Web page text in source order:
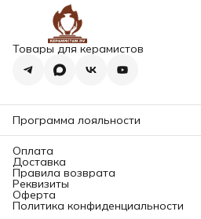
Товары для керамистов
Программа лояльности
Оплата
Доставка
Правила возврата
Реквизиты
Оферта
Политика конфиденциальности